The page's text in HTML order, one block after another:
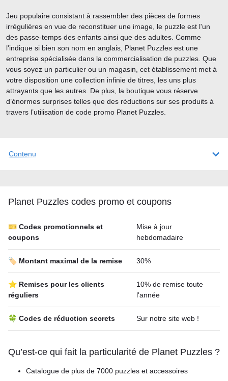
Contenu
Planet Puzzles codes promo et coupons
🎫 Codes promotionnels et
coupons
Mise à jour
hebdomadaire
🏷️ Montant maximal de la remise 30%
⭐ Remises pour les clients
réguliers
10% de remise toute
l'année
🍀 Codes de réduction secrets Sur notre site web !
Qu’est-ce qui fait la particularité de Planet Puzzles ?
Catalogue de plus de 7000 puzzles et accessoires
Jeu populaire consistant à rassembler des pièces de formes
irrégulières en vue de reconstituer une image, le puzzle est l'un
des passe-temps des enfants ainsi que des adultes. Comme
l'indique si bien son nom en anglais, Planet Puzzles est une
entreprise spécialisée dans la commercialisation de puzzles. Que
vous soyez un particulier ou un magasin, cet établissement met à
votre disposition une collection infinie de titres, les uns plus
attrayants que les autres. De plus, la boutique vous réserve
d’énormes surprises telles que des réductions sur ses produits à
travers l’utilisation de code promo Planet Puzzles.